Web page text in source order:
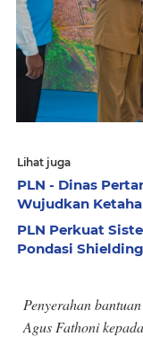
Lihat juga
PLN - Dinas
Wujudkan
PLN Perkuat
Pondasi
Penyerahan
Agus Fathoni